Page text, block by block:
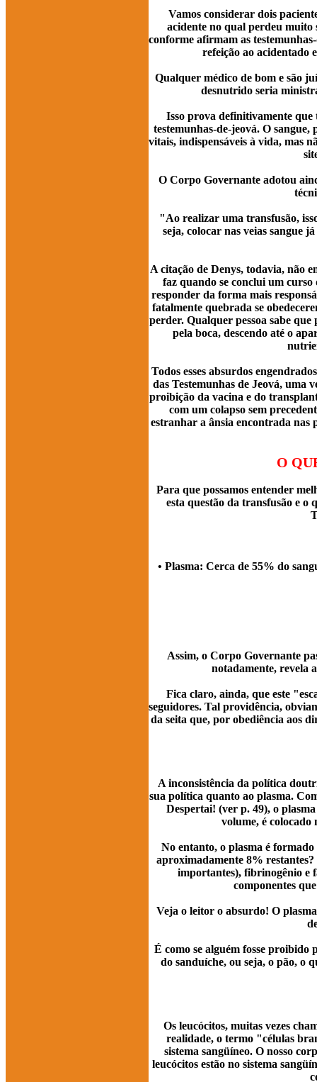
Vamos considerar dois
acidente no qual perdeu muito
conforme afirmam as
refeição ao acidentado
Qualquer médico de bom e são
desnutrido seria
Isso prova definitivamente que
testemunhas-de-jeová. O
vitais, indispensáveis à vida, mas
O Corpo Governante adotou
"Ao realizar uma transfusão,
seja, colocar nas veias sangue
A citação de Denys, todavia, não
faz quando se conclui um
responder da forma mais
fatalmente quebrada se
perder. Qualquer pessoa sabe
pela boca, descendo até o
Todos esses absurdos
das Testemunhas de Jeová, uma
proibição da vacina e do
com um colapso sem
estranhar a ânsia encontrada nas
O
Para que possamos entender
esta questão da transfusão e o
• Plasma: Cerca de 55% do
Assim, o Corpo Governante
notadamente, revela
Fica claro, ainda, que este
seguidores. Tal providência,
da seita que, por obediência aos
A inconsistência da política
sua política quanto ao plasma.
Despertai! (ver p. 49), o
volume, é
No entanto, o plasma é
aproximadamente 8%
importantes), fibrinogênio e
componentes
Veja o leitor o absurdo! O
É como se alguém fosse proibido
do sanduíche, ou seja, o pão, o
Os leucócitos, muitas vezes
realidade, o termo "células
sistema sangüíneo. O nosso
leucócitos estão no sistema